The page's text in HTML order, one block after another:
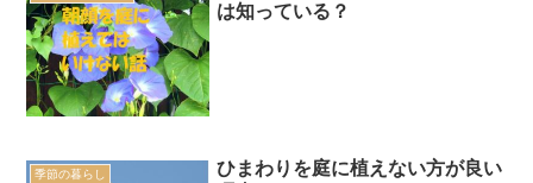
は知っている？
季節の暮らし
ひまわりを庭に植えない方が良い